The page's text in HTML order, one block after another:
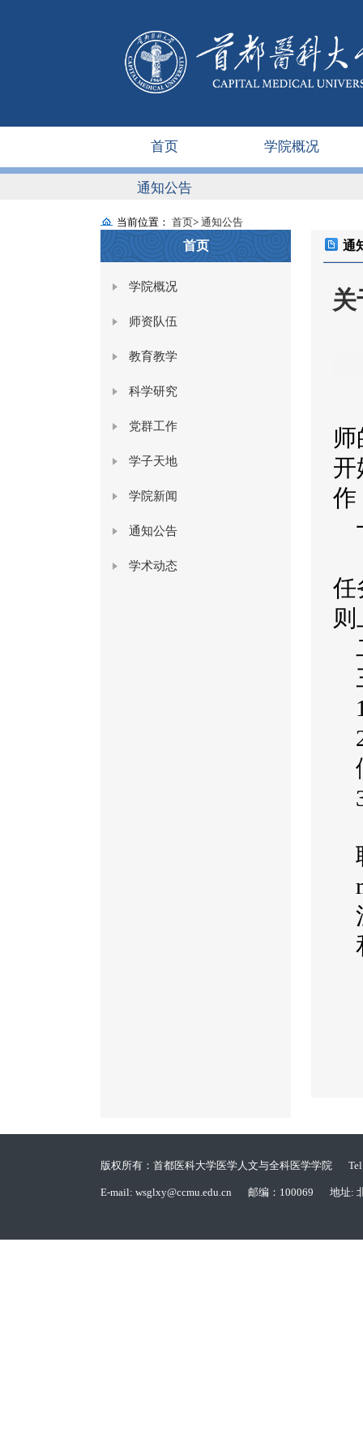
首页 学院概况
通知公告
当前位置： 首页> 通知公告
首页
学院概况
师资队伍
教育教学
科学研究
党群工作
学子天地
学院新闻
通知公告
学术动态
通
开
作
任
版权所有：首都医科大学医学人文与全科医学学院
E-mail: wsglxy@ccmu.edu.cn 邮编：100069 地址: